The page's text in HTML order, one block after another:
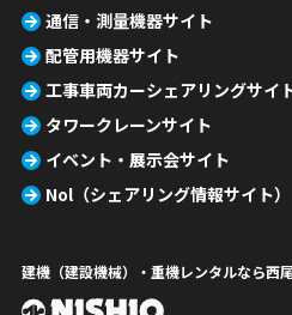
通信・測量機器サイト
配管用機器サイト
工事車両カーシェアリングサイ
タワークレーンサイト
イベント・展示会サイト
Nol（シェアリング情報サイト）
建機（建設機械）・重機レンタルなら西